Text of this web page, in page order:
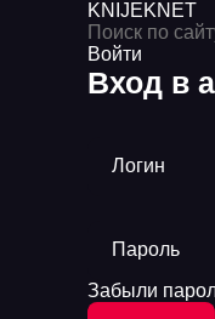
KNIJEKNET
Войти
Вход в
Логин
Пароль
Забыли